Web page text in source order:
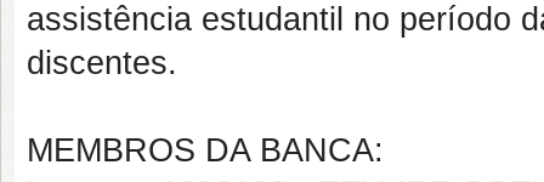
assistência estudantil no período
discentes.
MEMBROS DA BANCA: